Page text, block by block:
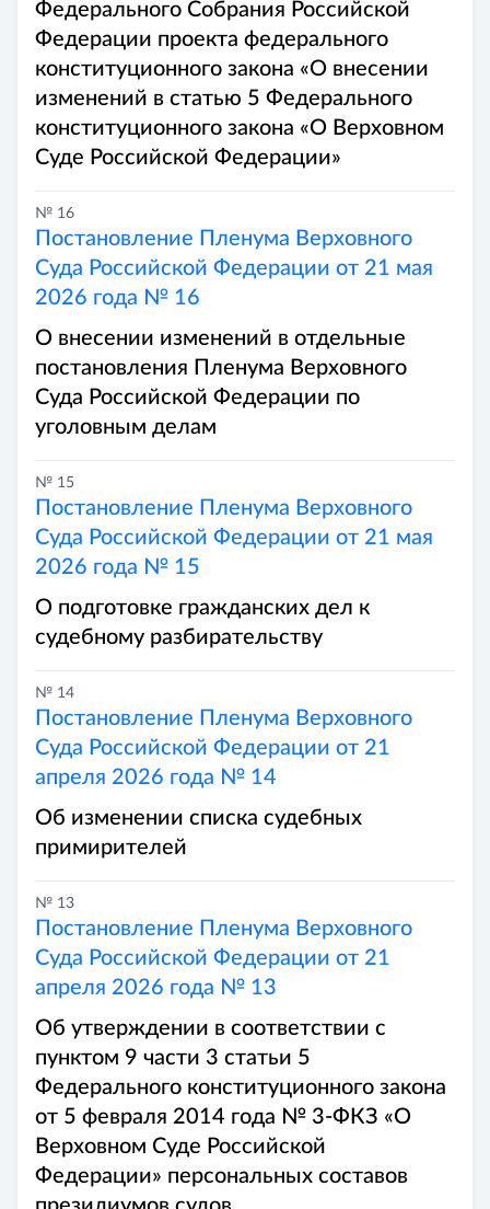
Федерального Собрания Российской
Федерации проекта федерального
конституционного закона «О внесении
изменений в статью 5 Федерального
конституционного закона «О Верховном
Суде Российской Федерации»
№ 16
Постановление Пленума Верховного
Суда Российской Федерации от 21 мая
2026 года № 16
О внесении изменений в отдельные
постановления Пленума Верховного
Суда Российской Федерации по
уголовным делам
№ 15
Постановление Пленума Верховного
Суда Российской Федерации от 21 мая
2026 года № 15
О подготовке гражданских дел к
судебному разбирательству
№ 14
Постановление Пленума Верховного
Суда Российской Федерации от 21
апреля 2026 года № 14
Об изменении списка судебных
примирителей
№ 13
Постановление Пленума Верховного
Суда Российской Федерации от 21
апреля 2026 года № 13
Об утверждении в соответствии с
пунктом 9 части 3 статьи 5
Федерального конституционного закона
от 5 февраля 2014 года № 3-ФКЗ «О
Верховном Суде Российской
Федерации» персональных составов